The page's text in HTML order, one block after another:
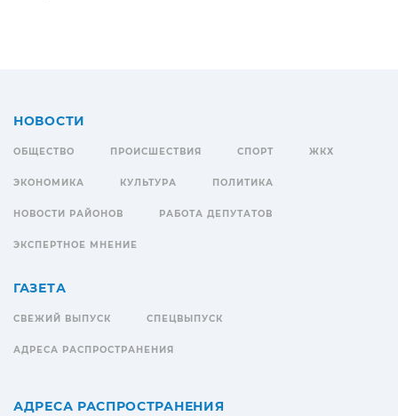
НОВОСТИ
ОБЩЕСТВО ПРОИСШЕСТВИЯ СПОРТ ЖКХ
ЭКОНОМИКА КУЛЬТУРА ПОЛИТИКА
НОВОСТИ РАЙОНОВ РАБОТА ДЕПУТАТОВ
ЭКСПЕРТНОЕ МНЕНИЕ
ГАЗЕТА
СВЕЖИЙ ВЫПУСК СПЕЦВЫПУСК
АДРЕСА РАСПРОСТРАНЕНИЯ
АДРЕСА РАСПРОСТРАНЕНИЯ